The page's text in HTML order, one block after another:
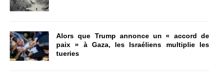
Alors que Trump annonce un « accord de
paix » à Gaza, les Israéliens multiplie les
tueries